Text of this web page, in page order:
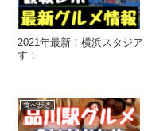
2021年最新！横浜スタジ
す！
食べ歩き